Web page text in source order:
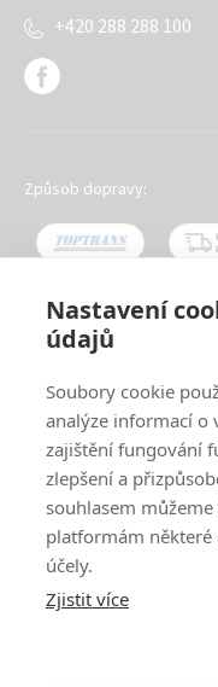
Nastavení
údajů
Soubory cookie
analýze informací o
zajištění fungování
zlepšení a
souhlasem
platformám
účely.
Zjistit více
+420 288 288 100
Způsob dopravy: